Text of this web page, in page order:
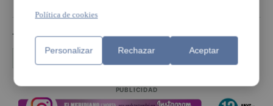
TEMAS
Torna a l'escola
PUBLICIDAD
Política de cookies
Personalizar Rechazar Aceptar